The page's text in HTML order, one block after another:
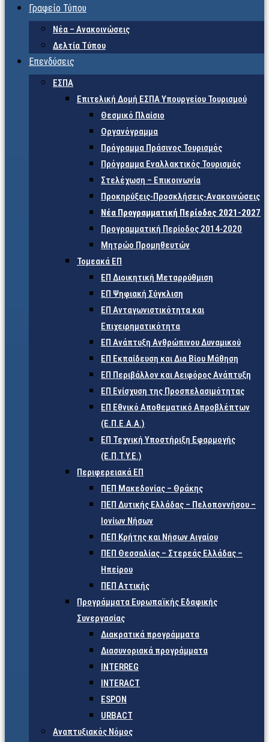
Γραφείο Τύπου
Νέα – Ανακοινώσεις
Δελτία Τύπου
Επενδύσεις
ΕΣΠΑ
Επιτελική Δομή ΕΣΠΑ Υπουργείου Τουρισμού
Θεσμικό Πλαίσιο
Οργανόγραμμα
Πρόγραμμα Πράσινος Τουρισμός
Πρόγραμμα Εναλλακτικός Τουρισμός
Στελέχωση – Επικοινωνία
Προκηρύξεις-Προσκλήσεις-Ανακοινώσεις
Νέα Προγραμματική Περίοδος 2021-2027
Προγραμματική Περίοδος 2014-2020
Μητρώο Προμηθευτών
Τομεακά ΕΠ
ΕΠ Διοικητική Μεταρρύθμιση
ΕΠ Ψηφιακή Σύγκλιση
ΕΠ Ανταγωνιστικότητα και
Επιχειρηματικότητα
ΕΠ Ανάπτυξη Ανθρώπινου Δυναμικού
ΕΠ Εκπαίδευση και Δια Βίου Μάθηση
ΕΠ Περιβάλλον και Αειφόρος Ανάπτυξη
ΕΠ Ενίσχυση της Προσπελασιμότητας
ΕΠ Εθνικό Αποθεματικό Απροβλέπτων
(Ε.Π.Ε.Α.Α.)
ΕΠ Τεχνική Υποστήριξη Εφαρμογής
(Ε.Π.Τ.Υ.Ε.)
Περιφερειακά ΕΠ
ΠΕΠ Μακεδονίας – Θράκης
ΠΕΠ Δυτικής Ελλάδας – Πελοποννήσου –
Ιονίων Νήσων
ΠΕΠ Κρήτης και Νήσων Αιγαίου
ΠΕΠ Θεσσαλίας – Στερεάς Ελλάδας –
Ηπείρου
ΠΕΠ Αττικής
Προγράμματα Ευρωπαϊκής Εδαφικής
Συνεργασίας
Διακρατικά προγράμματα
Διασυνοριακά προγράμματα
INTERREG
INTERACT
ESPON
URBACT
Αναπτυξιακός Νόμος